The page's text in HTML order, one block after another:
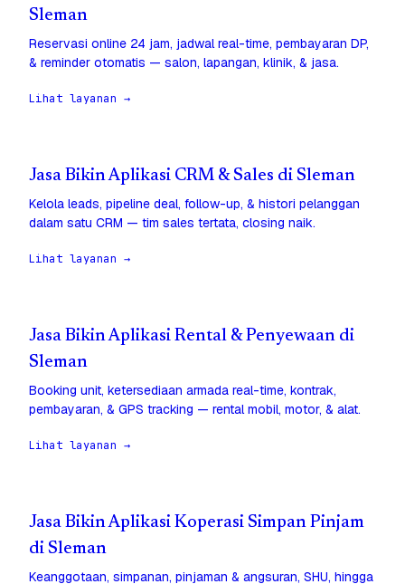
Sleman
Reservasi online 24 jam, jadwal real-time, pembayaran DP,
& reminder otomatis — salon, lapangan, klinik, & jasa.
Lihat layanan →
Jasa Bikin Aplikasi CRM & Sales di Sleman
Kelola leads, pipeline deal, follow-up, & histori pelanggan
dalam satu CRM — tim sales tertata, closing naik.
Lihat layanan →
Jasa Bikin Aplikasi Rental & Penyewaan di
Sleman
Booking unit, ketersediaan armada real-time, kontrak,
pembayaran, & GPS tracking — rental mobil, motor, & alat.
Lihat layanan →
Jasa Bikin Aplikasi Koperasi Simpan Pinjam
di Sleman
Keanggotaan, simpanan, pinjaman & angsuran, SHU, hingga